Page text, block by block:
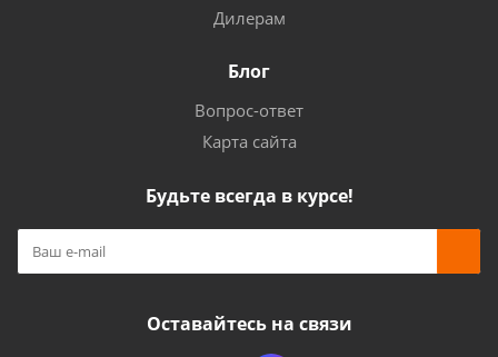
Дилерам
Блог
Вопрос-ответ
Карта сайта
Будьте всегда в курсе!
Оставайтесь на связи